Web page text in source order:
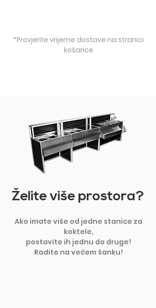
*Provjerite vrijeme dostave na stranici
košarice
Želite više prostora?
Ako imate više od jedne stanice za
koktele,
postavite ih jednu do druge!
Radite na većem šanku!